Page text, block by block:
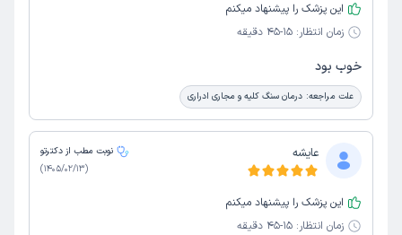
این پزشک را پیشنهاد میکنم
زمان انتظار: 15-45 دقیقه
خوب بود
علت مراجعه: درمان سنگ کلیه و مجاری ادراری
عایشه
نوبت مطب از دکترتو
(
1405/02/13
)
این پزشک را پیشنهاد میکنم
زمان انتظار: 15-45 دقیقه